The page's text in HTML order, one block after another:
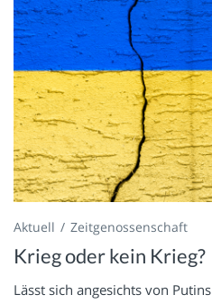
Aktuell Zeitgenossenschaft
Krieg oder kein Krieg?
Lässt sich angesichts von